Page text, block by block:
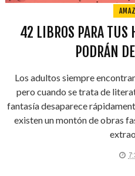
42 LIBROS PARA TUS
PODRÁN
Los adultos siempre
pero cuando se trata de
fantasía desaparece
existen un montón de obras